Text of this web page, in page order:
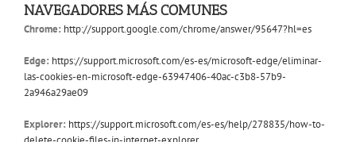
NAVEGADORES MÁS COMUNES
Chrome: http://support.google.com/chrome/answer/95647?hl=es
Edge: https://support.microsoft.com/es-es/microsoft-edge/eliminar-
las-cookies-en-microsoft-edge-63947406-40ac-c3b8-57b9-
2a946a29ae09
Explorer: https://support.microsoft.com/es-es/help/278835/how-to-